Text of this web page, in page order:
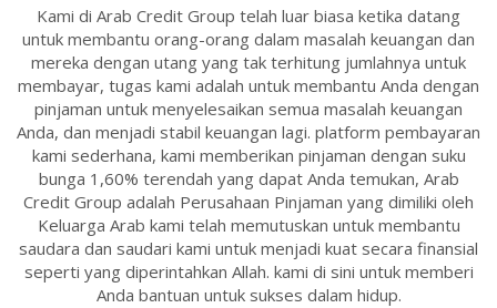
Kami di Arab Credit Group telah luar biasa ketika datang
untuk membantu orang-orang dalam masalah keuangan dan
mereka dengan utang yang tak terhitung jumlahnya untuk
membayar, tugas kami adalah untuk membantu Anda dengan
pinjaman untuk menyelesaikan semua masalah keuangan
Anda, dan menjadi stabil keuangan lagi. platform pembayaran
kami sederhana, kami memberikan pinjaman dengan suku
bunga 1,60% terendah yang dapat Anda temukan, Arab
Credit Group adalah Perusahaan Pinjaman yang dimiliki oleh
Keluarga Arab kami telah memutuskan untuk membantu
saudara dan saudari kami untuk menjadi kuat secara finansial
seperti yang diperintahkan Allah. kami di sini untuk memberi
Anda bantuan untuk sukses dalam hidup.